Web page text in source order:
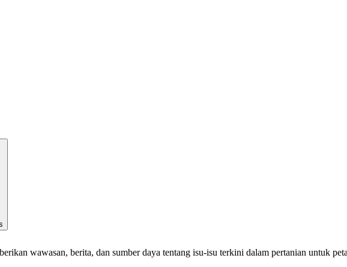
wawasan, berita, dan sumber daya tentang isu-isu terkini dalam pertanian untuk